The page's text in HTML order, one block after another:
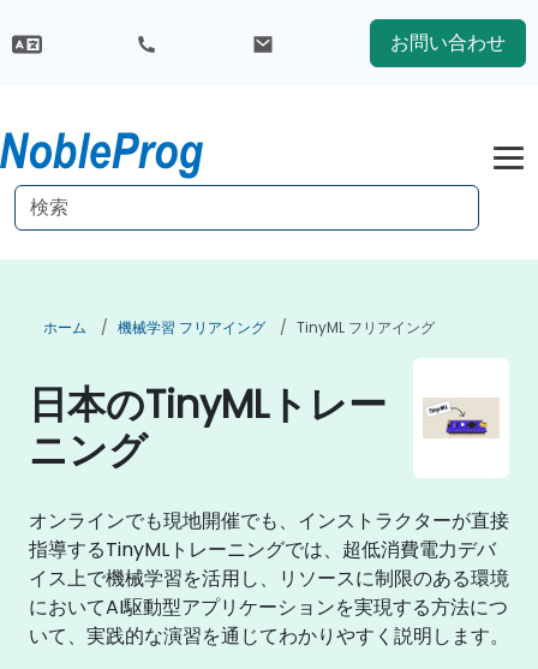
お問い合わせ
ホーム 機械学習 フリアイング TinyML フリアイング
日本のTinyMLトレー
ニング
オンラインでも現地開催でも、インストラクターが直接
指導するTinyMLトレーニングでは、超低消費電力デバ
イス上で機械学習を活用し、リソースに制限のある環境
においてAI駆動型アプリケーションを実現する方法につ
いて、実践的な演習を通じてわかりやすく説明します。